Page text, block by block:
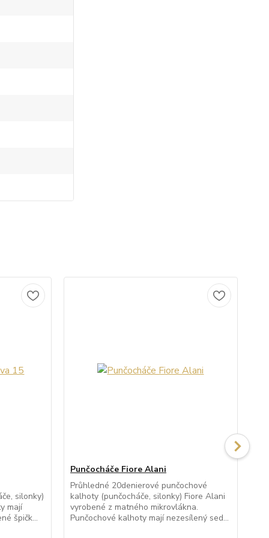
silonky)
mají
špičk...
Punčocháče Fiore Alani
Průhledné 20denierové punčochové
kalhoty (punčocháče, silonky) Fiore Alani
vyrobené z matného mikrovlákna.
Punčochové kalhoty mají nezesílený sed...